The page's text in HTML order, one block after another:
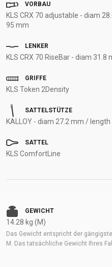
VORBAU
KLS CRX 70 adjustable - diam
95 mm
LENKER
KLS CRX 70 RiseBar - diam
GRIFFE
KLS Token 2Density
SATTELSTÜTZE
KALLOY - diam 27.2 mm /
SATTEL
KLS ComfortLine
GEWICHT
14.28 kg (M)
Das Gewicht entspricht der
M. Das tatsächliche Gewicht Ihres